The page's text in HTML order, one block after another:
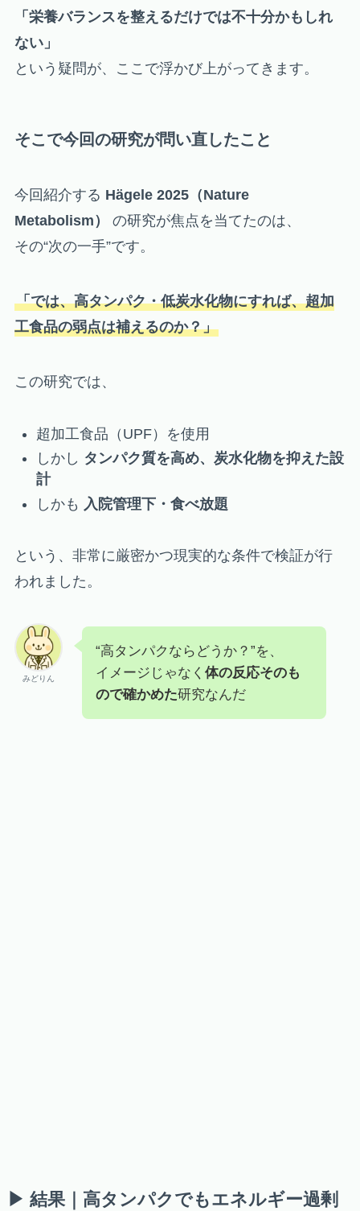
「栄養バランスを整えるだけでは不十分かもしれ
ない」
という疑問が、ここで浮かび上がってきます。
そこで今回の研究が問い直したこと
今回紹介する Hägele 2025（Nature
Metabolism）
の研究が焦点を当てたのは、
その“次の一手”です。
「では、高タンパク・低炭水化物にすれば、超加
工食品の弱点は補えるのか？」
この研究では、
超加工食品（UPF）を使用
しかし タンパク質を高め、炭水化物を抑えた設
計
しかも 入院管理下・食べ放題
という、非常に厳密かつ現実的な条件で検証が行
われました。
みどりん
“高タンパクならどうか？”を、
イメージじゃなく 体の反応そのも
ので確かめた研究なんだ
▶ 結果｜高タンパクでもエネルギー過剰